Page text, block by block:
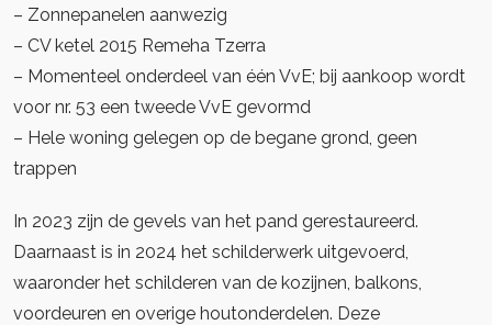
– Zonnepanelen aanwezig
– CV ketel 2015 Remeha Tzerra
– Momenteel onderdeel van één VvE; bij aankoop wordt
voor nr. 53 een tweede VvE gevormd
– Hele woning gelegen op de begane grond, geen
trappen
In 2023 zijn de gevels van het pand gerestaureerd.
Daarnaast is in 2024 het schilderwerk uitgevoerd,
waaronder het schilderen van de kozijnen, balkons,
voordeuren en overige houtonderdelen. Deze